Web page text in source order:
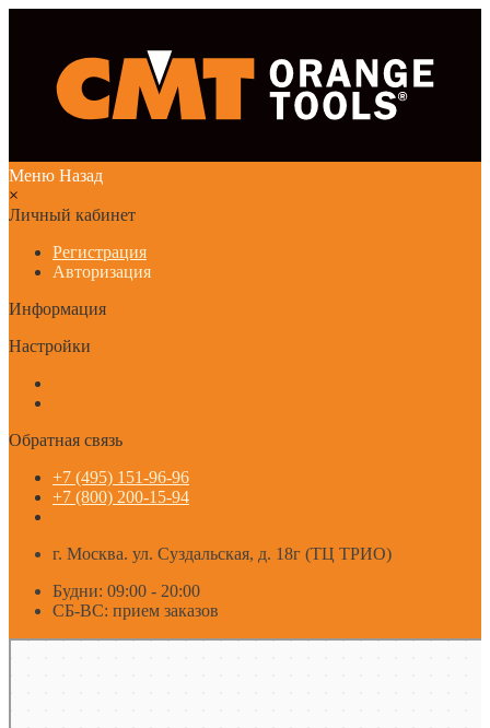
Меню Назад
×
Личный кабинет
Регистрация
Авторизация
Информация
Настройки
Обратная связь
+7 (495) 151-96-96
+7 (800) 200-15-94
г. Москва. ул. Суздальская, д. 18г (ТЦ ТРИО)
Будни: 09:00 - 20:00
СБ-ВС: прием заказов